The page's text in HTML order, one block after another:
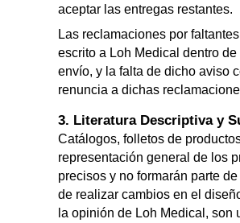
aceptar las entregas restantes.
Las reclamaciones por
escrito a Loh Medical dentro
envío, y la falta de dicho aviso
renuncia a dichas
3. Literatura Descriptiva y
Catálogos, folletos de
representación general de los
precisos y no formarán parte
de realizar cambios en el
la opinión de Loh Medical,